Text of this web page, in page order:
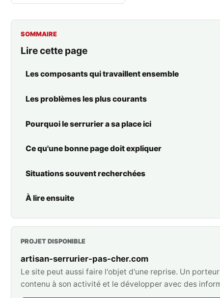
SOMMAIRE
Lire cette page
Les composants qui travaillent ensemble
Les problèmes les plus courants
Pourquoi le serrurier a sa place ici
Ce qu'une bonne page doit expliquer
Situations souvent recherchées
À lire ensuite
PROJET DISPONIBLE
artisan-serrurier-pas-cher.com
Le site peut aussi faire l'objet d'une reprise. Un
contenu à son activité et le développer avec des